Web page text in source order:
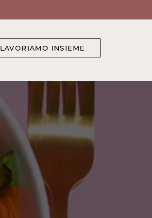
LAVORIAMO INSIEME